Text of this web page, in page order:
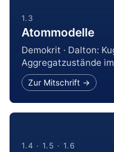
1.3
Atommodelle
Demokrit · Dalton:
Aggregatzustände
Zur Mitschrift →
1.4 · 1.5 · 1.6